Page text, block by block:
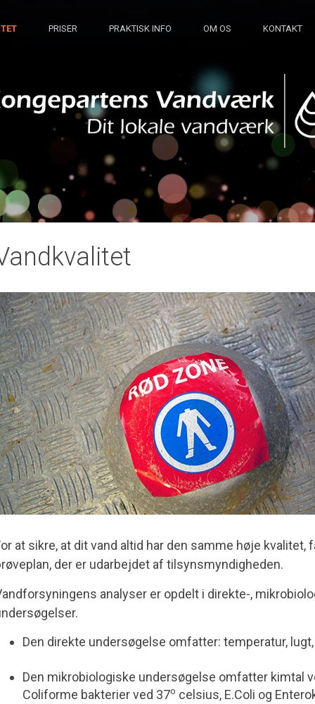
PRISER PRAKTISK INFO OM OS KONTAKT
at sikre, at dit vand altid har den samme høje kvalitet,
der er udarbejdet af tilsynsmyndigheden.
analyser er opdelt i direkte-,
Den direkte undersøgelse omfatter: temperatur,
Den mikrobiologiske undersøgelse omfatter kimtal
Coliforme bakterier ved 37o celsius, E.Coli og